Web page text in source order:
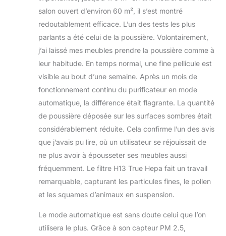
salon ouvert d’environ 60 m², il s’est montré
redoutablement efficace. L’un des tests les plus
parlants a été celui de la poussière. Volontairement,
j’ai laissé mes meubles prendre la poussière comme à
leur habitude. En temps normal, une fine pellicule est
visible au bout d’une semaine. Après un mois de
fonctionnement continu du purificateur en mode
automatique, la différence était flagrante. La quantité
de poussière déposée sur les surfaces sombres était
considérablement réduite. Cela confirme l’un des avis
que j’avais pu lire, où un utilisateur se réjouissait de
ne plus avoir à épousseter ses meubles aussi
fréquemment. Le filtre H13 True Hepa fait un travail
remarquable, capturant les particules fines, le pollen
et les squames d’animaux en suspension.
Le mode automatique est sans doute celui que l’on
utilisera le plus. Grâce à son capteur PM 2.5,